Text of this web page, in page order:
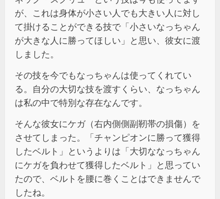
が、これは⾝体が⼩さい⼈でも⼤きい⼈に対し
て掛けることができる技で「⼩さいなっちゃん
が⼤きな⼈に勝ってほしい」と思い、彼⼥に渡
しました。
その技を今でもなっちゃんは使ってくれてい
る。⾃分の⼤切な技を渡すくらい、なっちゃん
は私の中で特別な存在なんです。
そんな彼⼥にケガ（右内側側副靭帯の損傷）を
させてしまった。「チャンピオンに勝って獲得
したベルト」というよりは「⼤切ななっちゃん
にケガを負わせて獲得したベルト」と思ってい
たので、ベルトを腰に巻くことはできませんで
したね。